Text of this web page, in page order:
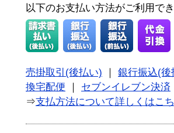
以下のお支払い方法がご利用で
売掛取引(後払い)
銀行振込(後
換宅配便
セブンイレブン決済
⇒支払方法について詳しくはこ